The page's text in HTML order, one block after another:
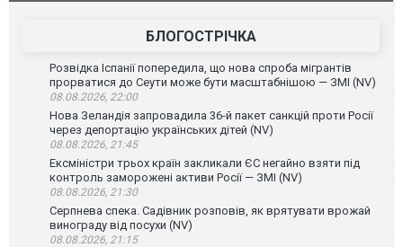
БЛОГОСТРІЧКА
Розвідка Іспанії попередила, що нова спроба мігрантів
прорватися до Сеути може бути масштабнішою — ЗМІ (NV)
08.08.2026, 22:00
Нова Зеландія запровадила 36-й пакет санкцій проти Росії
через депортацію українських дітей (NV)
08.08.2026, 21:45
Ексміністри трьох країн закликали ЄС негайно взяти під
контроль заморожені активи Росії — ЗМІ (NV)
08.08.2026, 21:30
Серпнева спека. Садівник розповів, як врятувати врожай
винограду від посухи (NV)
08.08.2026, 21:15